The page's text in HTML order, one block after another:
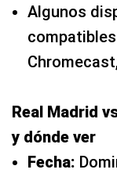
Algunos
Real Madrid
y dónde ver
Fecha: